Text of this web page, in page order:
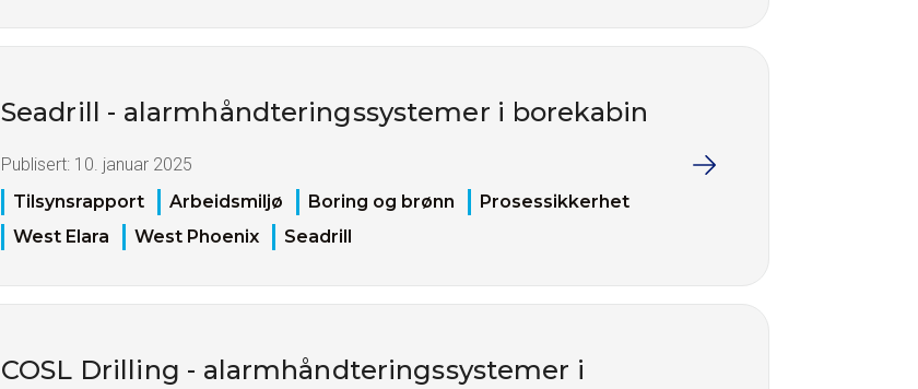
Seadrill - alarmhåndteringssystemer i borekabin
Publisert: 10. januar 2025
Tilsynsrapport
Arbeidsmiljø Boring og brønn
Prosessikkerhet
West Elara
West Phoenix Seadrill
COSL Drilling - alarmhåndteringssystemer i